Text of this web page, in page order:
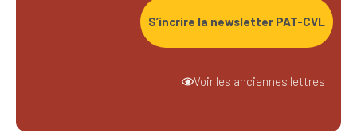
S’incrire la newsletter PAT-CVL
Voir les anciennes lettres